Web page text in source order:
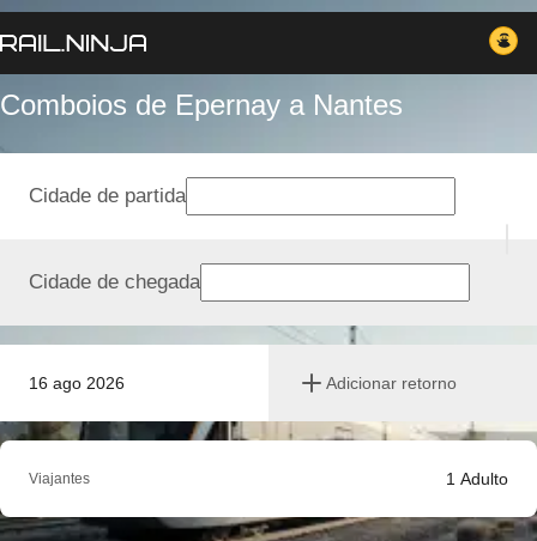
Comboios de Epernay a Nantes
16 ago 2026 Adicionar retorno
Cidade de partida
Cidade de chegada
Viajantes 1 Adulto